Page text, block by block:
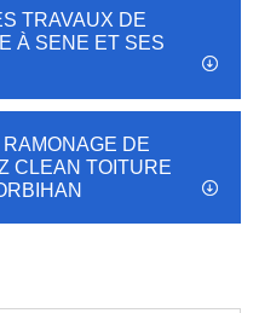
TRAVAUX DE
À SENE ET SES
DE
CLEAN TOITURE